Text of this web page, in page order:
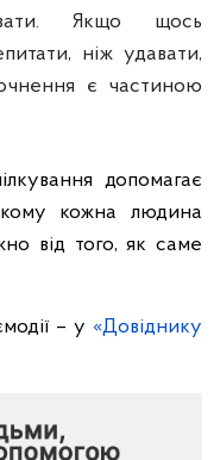
Якщо щось
ніж удавати,
є частиною
допомагає
кожна людина
від того, як саме
– у «Довіднику